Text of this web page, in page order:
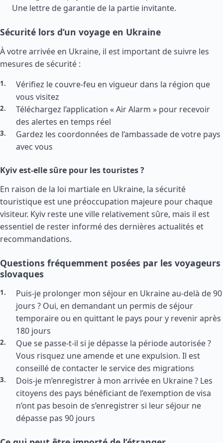
Une lettre de garantie de la partie invitante.
Sécurité lors d’un voyage en Ukraine
À votre arrivée en Ukraine, il est important de suivre les
mesures de sécurité :
Vérifiez le couvre-feu en vigueur dans la région que
vous visitez
Téléchargez l’application « Air Alarm » pour recevoir
des alertes en temps réel
Gardez les coordonnées de l’ambassade de votre pays
avec vous
Kyiv est-elle sûre pour les touristes ?
En raison de la loi martiale en Ukraine, la sécurité
touristique est une préoccupation majeure pour chaque
visiteur. Kyiv reste une ville relativement sûre, mais il est
essentiel de rester informé des dernières actualités et
recommandations.
Questions fréquemment posées par les voyageurs
slovaques
Puis-je prolonger mon séjour en Ukraine au-delà de 90
jours ? Oui, en demandant un permis de séjour
temporaire ou en quittant le pays pour y revenir après
180 jours
Que se passe-t-il si je dépasse la période autorisée ?
Vous risquez une amende et une expulsion. Il est
conseillé de contacter le service des migrations
Dois-je m’enregistrer à mon arrivée en Ukraine ? Les
citoyens des pays bénéficiant de l’exemption de visa
n’ont pas besoin de s’enregistrer si leur séjour ne
dépasse pas 90 jours